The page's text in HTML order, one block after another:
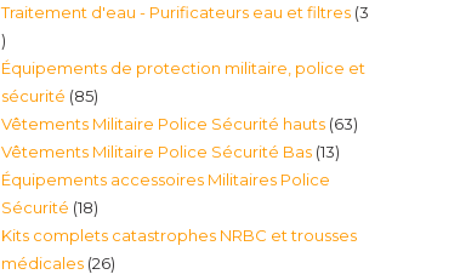
produit
Traitement d'eau - Purificateurs eau et filtres 3
3
produits
Équipements de protection militaire, police et
sécurité 8585
produits
Vêtements Militaire Police Sécurité hauts 6363
Vêtements Militaire Police Sécurité Bas 1313
Équipements accessoires Militaires Police
Sécurité 1818
produits
Kits complets catastrophes NRBC et trousses
médicales 2626